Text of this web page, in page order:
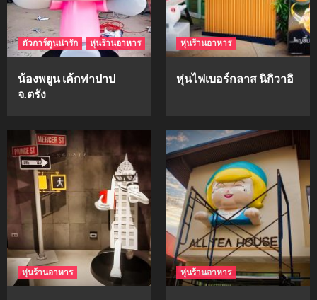
1
2
mockups
ก้อนเนื้อทรงลูกบาสก์
3
mockups
soul young
4
mockups
ม็อคอัพขวด bsab
ตัวการ์ตูนน่ารัก หุ่นร้านอาหาร
น้องพยูน เค้กท่าปาป
จ.ตรัง
หุ่นร้านอาหาร
หุ่นไฟเบอร์กลาส นิกิวาอิ
หุ่นร้านอาหาร หุ่นร้านอาหาร